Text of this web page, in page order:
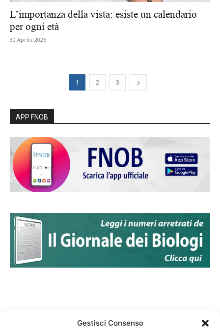
Gestisci Consenso
L’importanza della vista: esiste un calendario
per ogni età
30 Aprile 2025
1 2 3
APP FNOB